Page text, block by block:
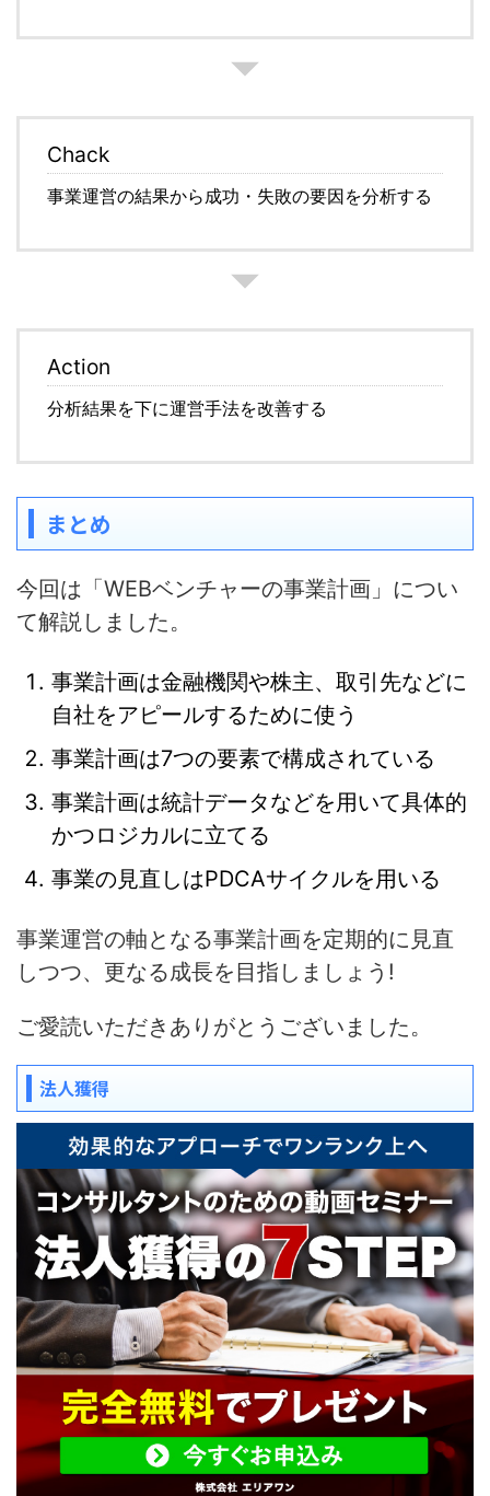
Chack
事業運営の結果から成功・失敗の要因を分析する
Action
分析結果を下に運営手法を改善する
まとめ
今回は「WEBベンチャーの事業計画」につい
て解説しました。
事業計画は金融機関や株主、取引先などに
自社をアピールするために使う
事業計画は7つの要素で構成されている
事業計画は統計データなどを用いて具体的
かつロジカルに立てる
事業の見直しはPDCAサイクルを用いる
事業運営の軸となる事業計画を定期的に見直
しつつ、更なる成長を目指しましょう!
ご愛読いただきありがとうございました。
法人獲得